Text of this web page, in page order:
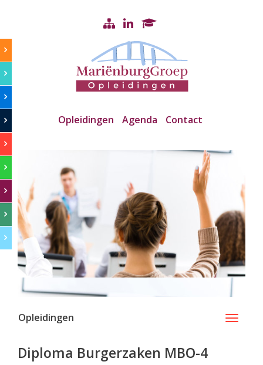
Opleidingen Agenda Contact
Toggle
Opleidingen
Diploma Burgerzaken MBO-4